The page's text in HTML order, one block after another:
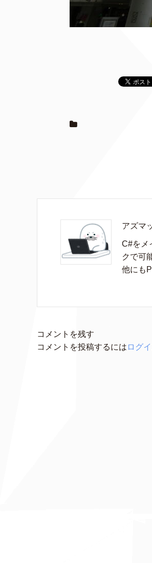
アズマ
C#をメ
クで可
他にも
コメントを残す
コメントを投稿するには ログ